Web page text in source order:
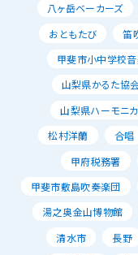
八ヶ岳ベーカーズ
おともたび
笛
甲斐市小中学校
山梨県かるた協
山梨県ハーモニ
松村洋蘭
合唱
甲府税務署
甲斐市敷島吹奏楽団
湯之奥金山博物館
清水市
長野